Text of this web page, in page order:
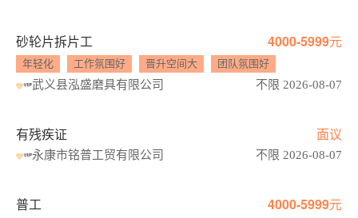
砂轮片拆片工 4000-5999元
年轻化 工作氛围好 晋升空间大 团队氛围好
武义县泓盛磨具有限公司 不限 2026-08-07
有残疾证 面议
永康市铭普工贸有限公司 不限 2026-08-07
普工 4000-5999元